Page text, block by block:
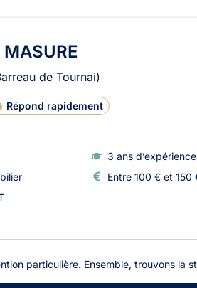
de Tournai)
Répond rapidement
3 ans d’expérience
Entre 100 € et 150
particulière. Ensemble, trouvons la